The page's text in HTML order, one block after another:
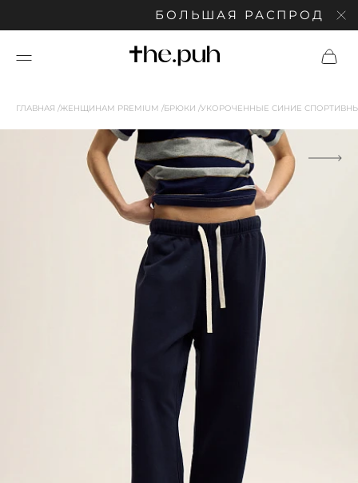
БОЛЬШАЯ РАСПРОДАЖА:
ГЛАВНАЯ ЖЕНЩИНАМ PREMIUM БРЮКИ УКОРОЧЕННЫЕ СИНИЕ